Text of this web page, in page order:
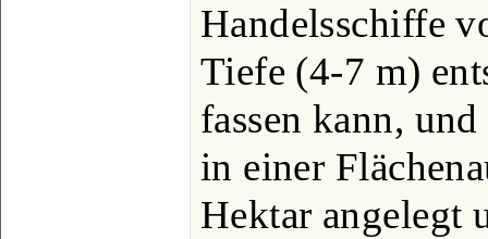
Handelsschiffe
Tiefe (4-7 m)
fassen kann,
in einer
Hektar angelegt